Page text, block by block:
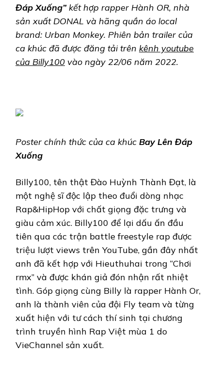
Đáp Xuống”kết hợp rapper Hành OR, nhà
sản xuất DONAL và hãng quần áo local
brand: Urban Monkey. Phiên bản trailer của
ca khúc đã được đăng tải trên kênh youtube
của Billy100 vào ngày 22/06 năm 2022.
Poster chính thức của ca khúc Bay Lên Đáp
Xuống
Billy100, tên thật Đào Huỳnh Thành Đạt, là
một nghệ sĩ độc lập theo đuổi dòng nhạc
Rap&HipHop với chất giọng đặc trưng và
giàu cảm xúc. Billy100 để lại dấu ấn đầu
tiên qua các trận battle freestyle rap được
triệu lượt views trên YouTube, gần đây nhất
anh đã kết hợp với Hieuthuhai trong “Chơi
rmx” và được khán giả đón nhận rất nhiệt
tình. Góp giọng cùng Billy là rapper Hành Or,
anh là thành viên của đội Fly team và từng
xuất hiện với tư cách thí sinh tại chương
trình truyền hình Rap Việt mùa 1 do
VieChannel sản xuất.